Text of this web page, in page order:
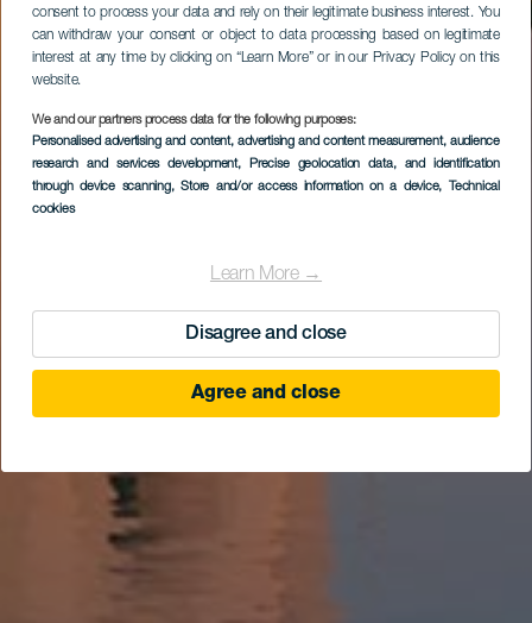
consent to process your data and rely on their legitimate business interest. You
can withdraw your consent or object to data processing based on legitimate
interest at any time by clicking on “Learn More” or in our Privacy Policy on this
website.
We and our partners process data for the following purposes:
Personalised advertising and content, advertising and content measurement, audience
research and services development, Precise geolocation data, and identification
through device scanning, Store and/or access information on a device, Technical
cookies
Learn More →
Disagree and close
Agree and close
Hotel Santa Catalina